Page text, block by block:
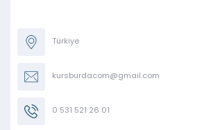
Türkiye
kursburdacom@gmail.com
0 531 521 26 01